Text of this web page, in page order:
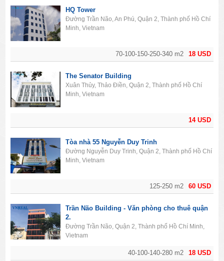
18 USD
70-100-150-250-340 m2
HQ Tower
Đường Trần Não, An Phú, Quận 2, Thành phố Hồ Chí
Minh, Vietnam
14 USD
The Senator Building
Xuân Thủy, Thảo Điền, Quận 2, Thành phố Hồ Chí
Minh, Vietnam
60 USD
125-250 m2
Tòa nhà 55 Nguyễn Duy Trinh
Đường Nguyễn Duy Trinh, Quận 2, Thành phố Hồ Chí
Minh, Vietnam
18 USD
40-100-140-280 m2
Trần Não Building - Văn phòng cho thuê quận
2.
Đường Trần Não, Quận 2, Thành phố Hồ Chí Minh,
Vietnam